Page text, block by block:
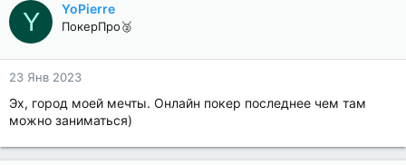
Y YoPierre
ПокерПро🥈
23 Янв 2023
Эх, город моей мечты. Онлайн покер последнее чем там
можно заниматься)